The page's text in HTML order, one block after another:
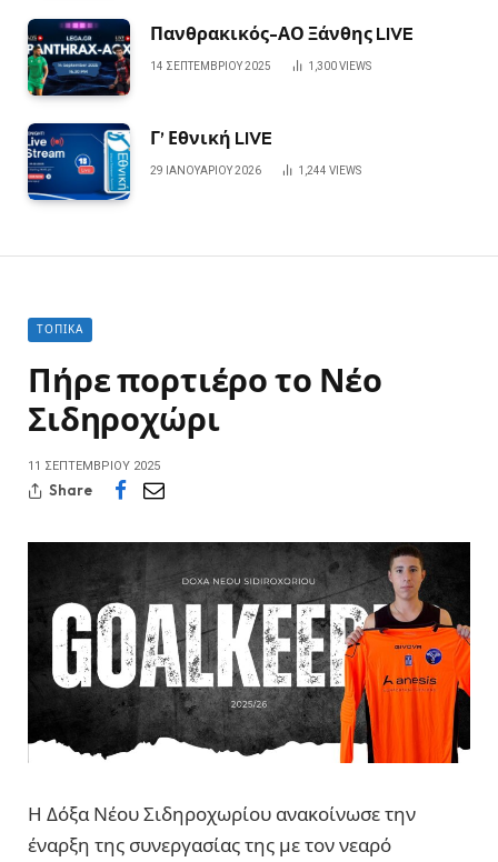
Πανθρακικός-ΑΟ Ξάνθης LIVE
14 ΣΕΠΤΕΜΒΡΊΟΥ 2025 1,300VIEWS
Γ’ Εθνική LIVE
29 ΙΑΝΟΥΑΡΊΟΥ 2026 1,244 VIEWS
ΤΟΠΙΚΆ
Πήρε πορτιέρο το Νέο
Σιδηροχώρι
11 ΣΕΠΤΕΜΒΡΊΟΥ 2025
Share
Η Δόξα Νέου Σιδηροχωρίου ανακοίνωσε την
έναρξη της συνεργασίας της με τον νεαρό